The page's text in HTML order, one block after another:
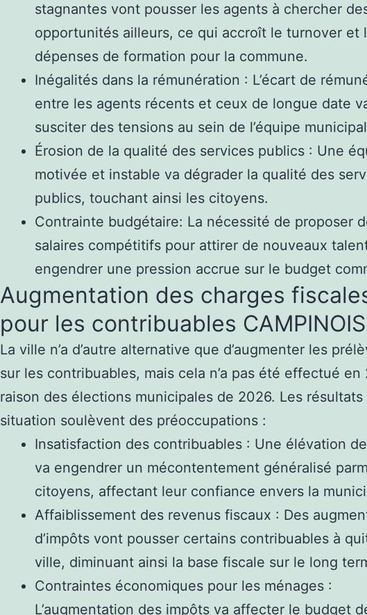
stagnantes vont pousser les agents à chercher
opportunités ailleurs, ce qui accroît le turnover et
dépenses de formation pour la commune.
Inégalités dans la rémunération : L’écart de
entre les agents récents et ceux de longue date
susciter des tensions au sein de l’équipe
Érosion de la qualité des services publics : Une
motivée et instable va dégrader la qualité des
publics, touchant ainsi les citoyens.
Contrainte budgétaire: La nécessité de proposer
salaires compétitifs pour attirer de nouveaux
engendrer une pression accrue sur le budget
Augmentation des charges
pour les contribuables CAMPINOIS
La ville n’a d’autre alternative que d’augmenter les
sur les contribuables, mais cela n’a pas été effectué en
raison des élections municipales de 2026. Les
situation soulèvent des préoccupations :
Insatisfaction des contribuables : Une élévation
va engendrer un mécontentement généralisé
citoyens, affectant leur confiance envers la
Affaiblissement des revenus fiscaux : Des
d’impôts vont pousser certains contribuables à
ville, diminuant ainsi la base fiscale sur le long
Contraintes économiques pour les ménages :
L’augmentation des impôts va affecter le budget